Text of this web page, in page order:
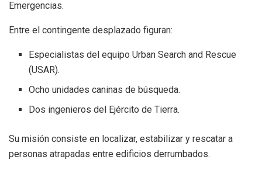
Emergencias.
Entre el contingente desplazado figuran:
Especialistas del equipo Urban Search and Rescue
(USAR).
Ocho unidades caninas de búsqueda.
Dos ingenieros del Ejército de Tierra.
Su misión consiste en localizar, estabilizar y rescatar a
personas atrapadas entre edificios derrumbados.